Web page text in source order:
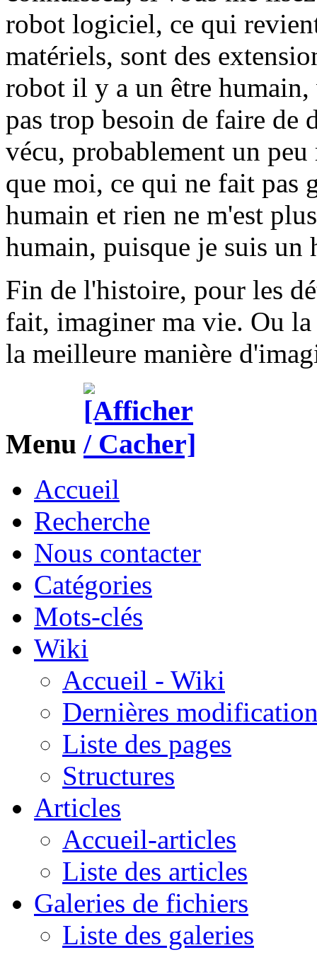
robot logiciel, ce qui
matériels, sont des
robot il y a un être
pas trop besoin de faire de
vécu, probablement un
que moi, ce qui ne fait pas
humain et rien ne m'est
humain, puisque je suis un
Fin de l'histoire, pour les
fait, imaginer ma vie. Ou la
la meilleure manière
Menu
Accueil
Recherche
Nous contacter
Catégories
Mots-clés
Wiki
Accueil - Wiki
Dernières
Liste des pages
Structures
Articles
Accueil-articles
Liste des articles
Galeries de fichiers
Liste des galeries